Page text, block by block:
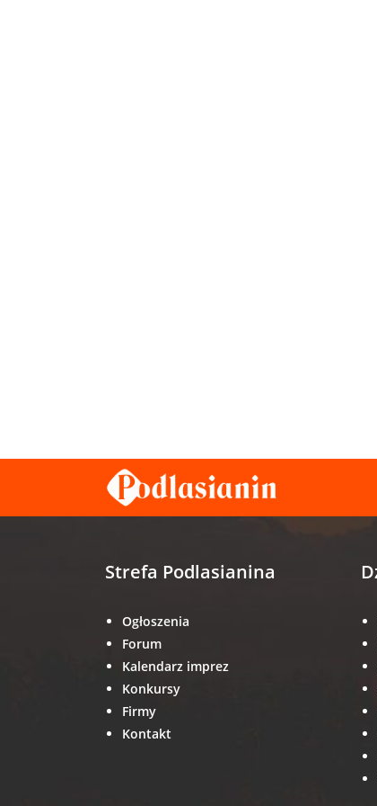
Strefa Podlasianina
Ogłoszenia
Forum
Kalendarz imprez
Konkursy
Firmy
Kontakt